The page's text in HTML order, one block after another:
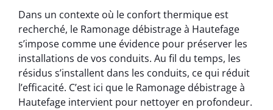
Dans un contexte où le confort thermique est
recherché, le Ramonage débistrage à Hautefage
s’impose comme une évidence pour préserver les
installations de vos conduits. Au fil du temps, les
résidus s’installent dans les conduits, ce qui réduit
l’efficacité. C’est ici que le Ramonage débistrage à
Hautefage intervient pour nettoyer en profondeur.